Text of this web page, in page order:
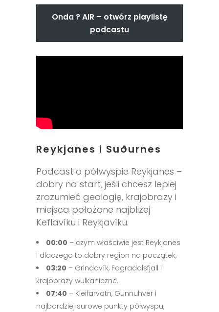
Onda ? AIR – otwórz playlistę
podcastu
Reykjanes i Suðurnes
Podcast o półwyspie Reykjanes –
dobry na start, jeśli chcesz lepiej
zrozumieć geologię, krajobrazy i
miejsca położone najbliżej
Keflavíku i Reykjavíku.
00:00 – czym właściwie jest Reykjanes
i dlaczego to dobry region na początek,
03:20 – Grindavík, Fagradalsfjall i
krajobrazy wulkaniczne,
07:40 – Kleifarvatn, Gunnuhver i
najbardziej surowe punkty półwyspu,